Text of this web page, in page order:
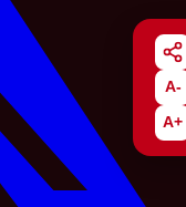
A-
A+